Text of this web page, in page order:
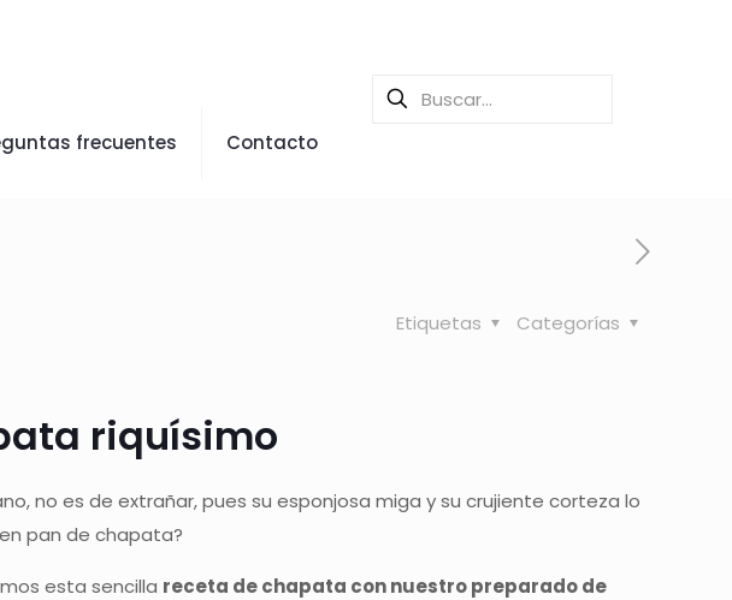
frecuentes Contacto
Categorías
Etiquetas
riquísimo
no es de extrañar, pues su esponjosa miga y su crujiente corteza lo
pan de chapata?
esta sencilla receta de chapata con nuestro preparado de